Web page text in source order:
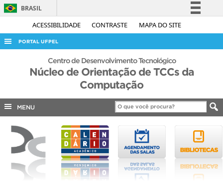
ACESSIBILIDADE CONTRASTE MAPA DO SITE
BRASIL
Simplifique!
Acesso à informação
Legislação
Canais
PORTAL UFPEL
ACESSO À INFORMAÇÃO
AUDITORIA
CONCURSOS
EDITAIS
INTERNACIONAL
OUVIDORIA
Centro de Desenvolvimento Tecnológico
Núcleo de Orientação de TCCs da
Computação
MENU